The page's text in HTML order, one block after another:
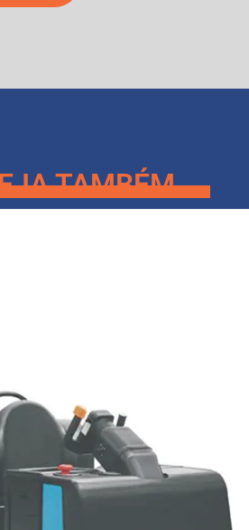
TAMBÉM